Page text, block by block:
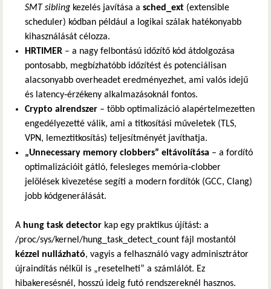
SMT sibling kezelés javítása a sched_ext (extensible
scheduler) kódban például a logikai szálak hatékonyabb
kihasználását célozza.
HRTIMER – a nagy felbontású időzítő kód átdolgozása
pontosabb, megbízhatóbb időzítést és potenciálisan
alacsonyabb overheadet eredményezhet, ami valós idejű
és latency‑érzékeny alkalmazásoknál fontos.
Crypto alrendszer – több optimalizáció alapértelmezetten
engedélyezetté válik, ami a titkosítási műveletek (TLS,
VPN, lemeztitkosítás) teljesítményét javíthatja.
„Unnecessary memory clobbers” eltávolítása – a fordító
optimalizációit gátló, felesleges memória‑clobber
jelölések kivezetése segíti a modern fordítók (GCC, Clang)
jobb kódgenerálását.
A hung task detector kap egy praktikus újítást: a
/proc/sys/kernel/hung_task_detect_count fájl mostantól
kézzel nullázható, vagyis a felhasználó vagy adminisztrátor
újraindítás nélkül is „resetelheti” a számlálót. Ez
hibakeresésnél, hosszú ideig futó rendszereknél hasznos.